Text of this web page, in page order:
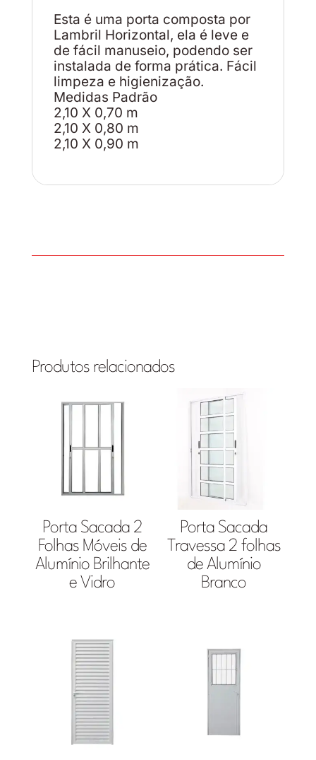
Esta é uma porta composta por
Lambril Horizontal, ela é leve e
de fácil manuseio, podendo ser
instalada de forma prática. Fácil
limpeza e higienização.
Medidas Padrão
2,10 X 0,70 m
2,10 X 0,80 m
2,10 X 0,90 m
Produtos relacionados
Porta Sacada 2
Folhas Móveis de
Alumínio Brilhante
e Vidro
Porta Sacada
Travessa 2 folhas
de Alumínio
Branco